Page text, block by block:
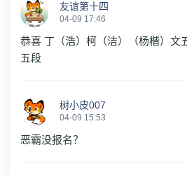
友谊第十四
04-09 17:46
恭喜 丁（浩）柯（洁）（杨楷）文
五段
树小皮007
04-09 15:53
恶霸没报名？